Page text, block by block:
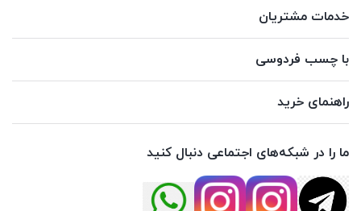
خدمات مشتریان
با چسب فردوسی
راهنمای خرید
ما را در شبکه‌های اجتماعی دنبال کنید